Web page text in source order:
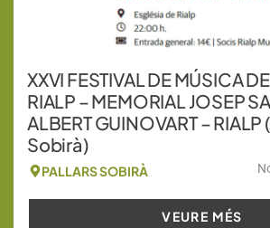
XXVI FESTIVAL DE MÚSICA
RIALP – MEMORIAL JOSEP
ALBERT GUINOVART – RIALP
Sobirà)
PALLARS SOBIRÀ
VEURE MÉS